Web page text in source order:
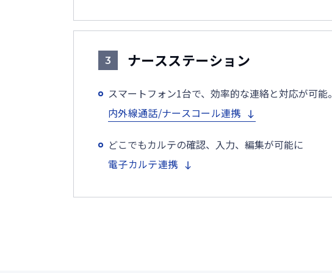
3 ナースステーション
スマートフォン1台で、効率的な連絡と対応が可能。
内外線通話/ナースコール連携
どこでもカルテの確認、入力、編集が可能に
電子カルテ連携